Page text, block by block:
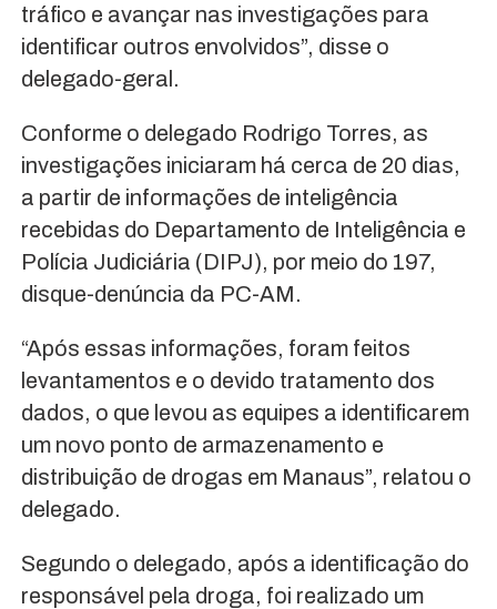
tráfico e avançar nas investigações para
identificar outros envolvidos”, disse o
delegado-geral.
Conforme o delegado Rodrigo Torres, as
investigações iniciaram há cerca de 20 dias,
a partir de informações de inteligência
recebidas do Departamento de Inteligência e
Polícia Judiciária (DIPJ), por meio do 197,
disque-denúncia da PC-AM.
“Após essas informações, foram feitos
levantamentos e o devido tratamento dos
dados, o que levou as equipes a identificarem
um novo ponto de armazenamento e
distribuição de drogas em Manaus”, relatou o
delegado.
Segundo o delegado, após a identificação do
responsável pela droga, foi realizado um